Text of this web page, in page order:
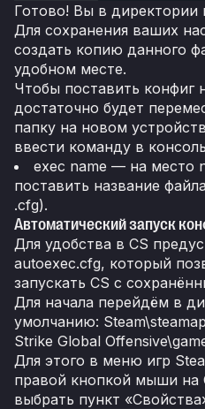
Готово! Вы в директории
Для сохранения ваших
создать копию данного
удобном месте.
Чтобы поставить конфиг
достаточно будет
папку на новом
ввести команду в
exec name — на место
поставить название
.cfg).
Автоматический запуск
Для удобства в CS
autoexec.cfg, который
запускать CS с
Для начала перейдём в
умолчанию:
Strike Global
Для этого в меню игр
правой кнопкой мыши на
выбрать пункт